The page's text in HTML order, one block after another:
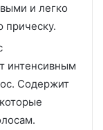
и легко
прическу.
интенсивным
Содержит